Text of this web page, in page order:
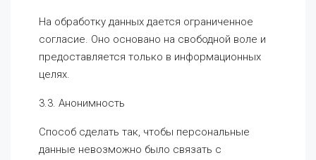
На обработку данных дается ограниченное
согласие. Оно основано на свободной воле и
предоставляется только в информационных
целях.
3.3. Анонимность
Способ сделать так, чтобы персональные
данные невозможно было связать с